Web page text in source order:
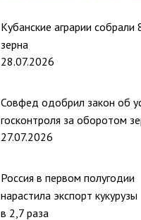
Кубанские аграрии собрали
зерна
28.07.2026
Совфед одобрил закон об
госконтроля за оборотом
27.07.2026
Россия в первом полугодии
нарастила экспорт кукурузы
в 2,7 раза